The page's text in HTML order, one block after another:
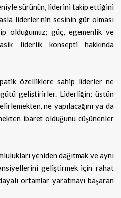
sürünün, liderini takip ettiğini
liderlerinin sesinin gür olması
olduğumuz; güç, egemenlik ve
liderlik konsepti hakkında
özelliklere sahip liderler ne
geliştirirler. Liderliğin; üstün
ne yapılacağını ya da
ibaret olduğunu düşünenler
yeniden dağıtmak ve aynı
geliştirmek için rahat
ortamlar yaratmayı başaran